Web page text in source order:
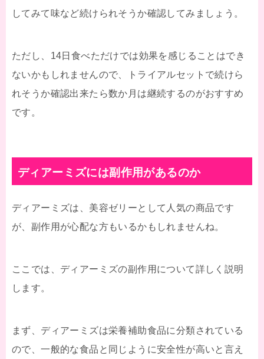
してみて味など続けられそうか確認してみましょう。
ただし、14日食べただけでは効果を感じることはでき
ないかもしれませんので、トライアルセットで続けら
れそうか確認出来たら数か月は継続するのがおすすめ
です。
ディアーミズには副作用があるのか
ディアーミズは、美容ゼリーとして人気の商品です
が、副作用が心配な方もいるかもしれませんね。
ここでは、ディアーミズの副作用について詳しく説明
します。
まず、ディアーミズは栄養補助食品に分類されている
ので、一般的な食品と同じように安全性が高いと言え